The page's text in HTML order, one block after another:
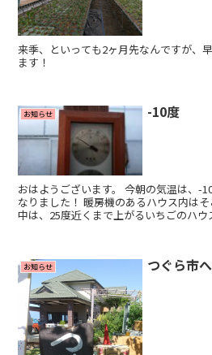
来季、といっても2ヶ月先なんですが、
ます！
お知らせ -10度
おはようございます。 今朝の気温は、-
なりました！ 暖房機のあるハウス内は
中は、25度近くまで上がるいちごのハ
お知らせ つぐら市へ